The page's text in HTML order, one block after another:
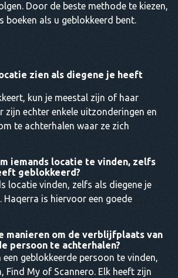
Door de beste methode te kiezen,
boeken als u geblokkeerd bent.
zien als diegene je heeft
kun je meestal zijn of haar
zijn echter enkele uitzonderingen en
te achterhalen waar ze zich
iemands locatie te vinden, zelfs
geblokkeerd?
locatie vinden, zelfs als diegene je
Haqerra is hiervoor een goede
manieren om de verblijfplaats van
persoon te achterhalen?
geblokkeerde persoon te vinden,
Find My of Scannero. Elk heeft zijn